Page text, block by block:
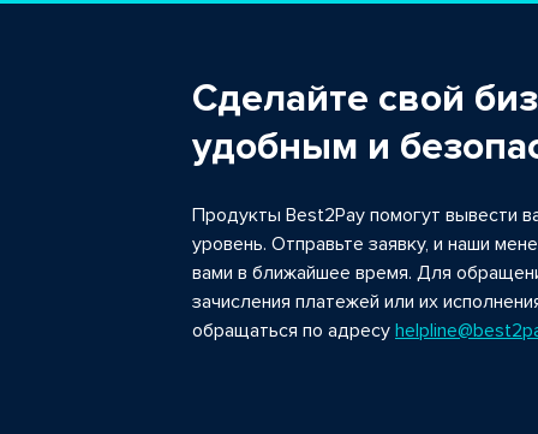
Сделайте свой
удобным и
Продукты Best2Pay помогут вывести
уровень. Отправьте заявку, и наши
вами в ближайшее время. Для
зачисления платежей или их
обращаться по адресу